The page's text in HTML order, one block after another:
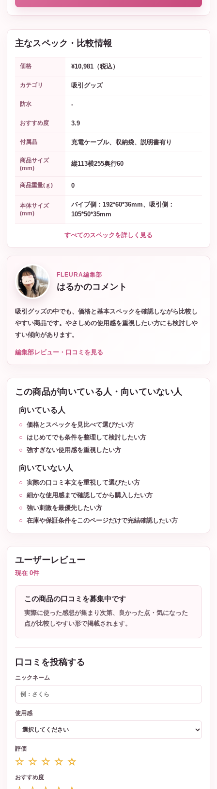
主なスペック・比較情報
価格 ¥10,981（税込）
カテゴリ 吸引グッズ
防水 -
おすすめ度 3.9
付属品 充電ケーブル、収納袋、説明書有り
商品サイズ
(mm)
縦113横255奥行60
商品重量(ｇ) 0
本体サイズ
(mm)
バイブ側：192*60*36mm、吸引側：
105*50*35mm
すべてのスペックを詳しく見る
FLEURA編集部
はるかのコメント
吸引グッズの中でも、価格と基本スペックを確認しながら比較し
やすい商品です。やさしめの使用感を重視したい方にも検討しや
すい傾向があります。
編集部レビュー・口コミを見る
この商品が向いている人・向いていない人
向いている人
価格とスペックを見比べて選びたい方
はじめてでも条件を整理して検討したい方
強すぎない使用感を重視したい方
向いていない人
実際の口コミ本文を重視して選びたい方
細かな使用感まで確認してから購入したい方
強い刺激を最優先したい方
在庫や保証条件をこのページだけで完結確認したい方
ユーザーレビュー
現在 0件
この商品の口コミを募集中です
実際に使った感想が集まり次第、良かった点・気になった
点が比較しやすい形で掲載されます。
口コミを投稿する
ニックネーム
使用感
評価
☆ ☆ ☆ ☆ ☆
おすすめ度